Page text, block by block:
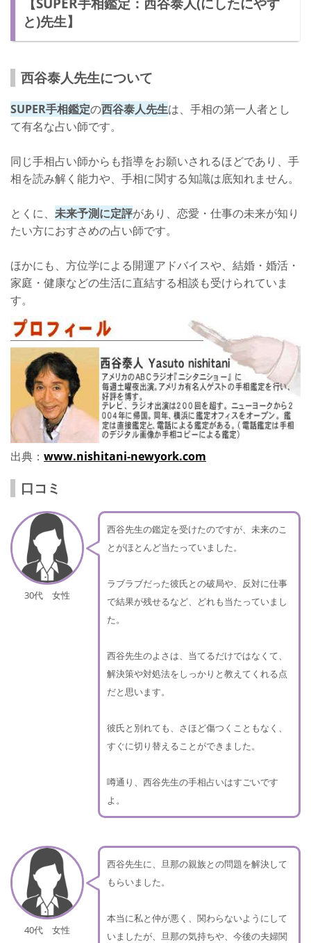
と)先生】
西谷泰人先生について
SUPER手相鑑定の西谷泰人先生は、手相の第一人者とし
て有名な占い師です。
同じ手相占い師からも指導をお願いされるほどであり、手
相を読み解く能力や、手相に関する知識は底知れません。
とくに、 未来予測に定評があり、恋愛・仕事の未来が知り
たい方におすさめの占い師です。
ほかにも、方位学による開運アドバイスや、結婚・婚活・
家庭・健康などの生活に直結する相談も受けられていま
す。
出典： www.nishitani-newyork.com
口コミ
30代 女性
西谷先生の鑑定を受けたのですが、未来のこ
とがほとんど当たっていました。
ラブラブだった彼氏との破局や、反対に仕事
で結果が残せるなど、どれも当たっていまし
た。
西谷先生のよさは、当てるだけではなくて、
解決策や対処法をしっかりと教えてくれる点
だと思います。
彼氏と別れても、さほど傷つくこともなく、
すぐに切り替えることができました。
噂通り、西谷先生の手相占いはすごいです
よ。
40代 女性
西谷先生に、旦那の親族との問題を解決して
もらいました。
本当に私と仲が悪く、関わらないようにして
いましたが、旦那の気持ちや、今後の夫婦関